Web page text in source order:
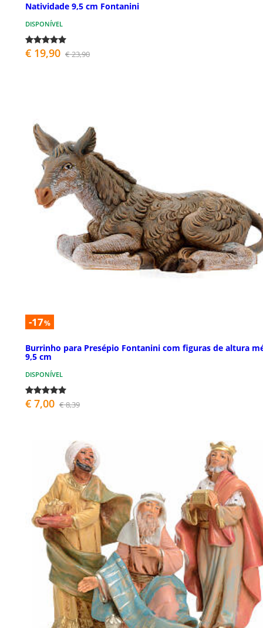
Natividade 9,5 cm Fontanini
DISPONÍVEL
€ 19,90 € 23,90
-17%
Burrinho para Presépio Fontanini com figuras de altura
9,5 cm
DISPONÍVEL
€ 7,00 € 8,39